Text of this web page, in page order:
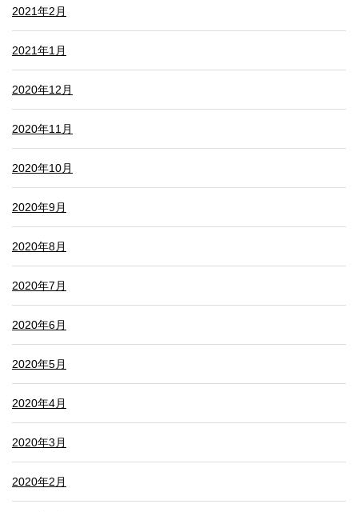
2021年2月
2021年1月
2020年12月
2020年11月
2020年10月
2020年9月
2020年8月
2020年7月
2020年6月
2020年5月
2020年4月
2020年3月
2020年2月